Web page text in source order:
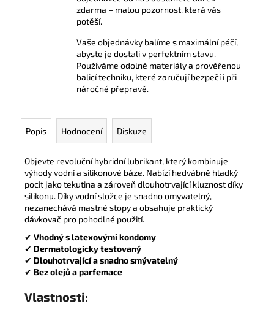
zdarma – malou pozornost, která vás
potěší.
Vaše objednávky balíme s maximální péčí,
abyste je dostali v perfektním stavu.
Používáme odolné materiály a prověřenou
balicí techniku, které zaručují bezpečí i při
náročné přepravě.
Popis Hodnocení Diskuze
Objevte revoluční hybridní lubrikant, který kombinuje
výhody vodní a silikonové báze. Nabízí hedvábně hladký
pocit jako tekutina a zároveň dlouhotrvající kluznost díky
silikonu. Díky vodní složce je snadno omyvatelný,
nezanechává mastné stopy a obsahuje praktický
dávkovač pro pohodlné použití.
✔ Vhodný s latexovými kondomy
✔ Dermatologicky testovaný
✔ Dlouhotrvající a snadno smývatelný
✔ Bez olejů a parfemace
Vlastnosti: